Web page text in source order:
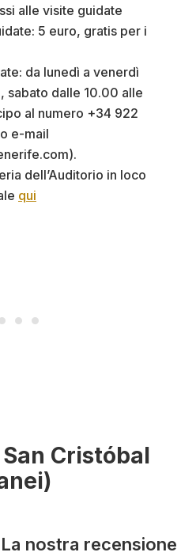
alle visite guidate
5 euro, gratis per i
da lunedì a venerdì
sabato dalle 10.00 alle
al numero +34 922
e-mail
dell’Auditorio in loco
qui
Cristóbal
nostra recensione